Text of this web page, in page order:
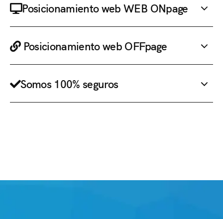
Posicionamiento web WEB ONpage
Posicionamiento web OFFpage
Somos 100% seguros